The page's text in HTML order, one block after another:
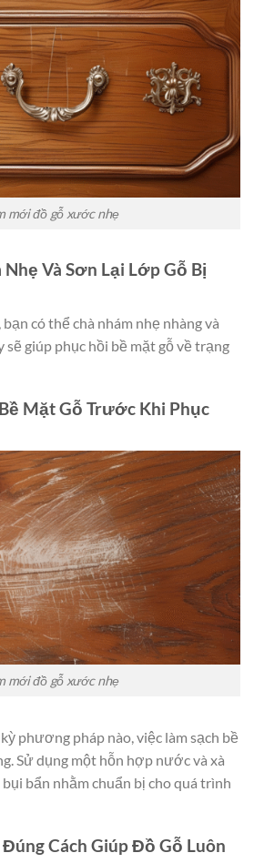
mới đồ gỗ xước nhẹ
Nhẹ Và Sơn Lại Lớp Gỗ Bị
có thể chà nhám nhẹ nhàng và
sẽ giúp phục hồi bề mặt gỗ về trạng
Mặt Gỗ Trước Khi Phục
mới đồ gỗ xước nhẹ
phương pháp nào, việc làm sạch bề
Sử dụng một hỗn hợp nước và xà
bẩn nhằm chuẩn bị cho quá trình
Cách Giúp Đồ Gỗ Luôn